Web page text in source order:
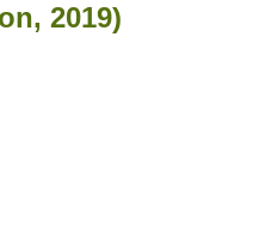
2019)